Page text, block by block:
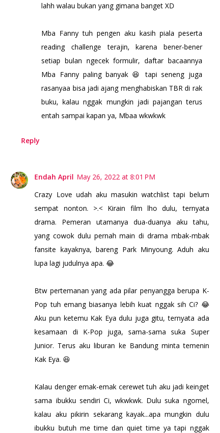
lahh walau bukan yang gimana banget XD
Mba Fanny tuh pengen aku kasih piala peserta
reading challenge terajin, karena bener-bener
setiap bulan ngecek formulir, daftar bacaannya
Mba Fanny paling banyak 😆 tapi seneng juga
rasanyaa bisa jadi ajang menghabiskan TBR di rak
buku, kalau nggak mungkin jadi pajangan terus
entah sampai kapan ya, Mbaa wkwkwk
Reply
Endah April May 26, 2022 at 8:01 PM
Crazy Love udah aku masukin watchlist tapi belum
sempat nonton. >.< Kirain film lho dulu, ternyata
drama. Pemeran utamanya dua-duanya aku tahu,
yang cowok dulu pernah main di drama mbak-mbak
fansite kayaknya, bareng Park Minyoung. Aduh aku
lupa lagi judulnya apa. 😂
Btw pertemanan yang ada pilar penyangga berupa K-
Pop tuh emang biasanya lebih kuat nggak sih Ci? 😂
Aku pun ketemu Kak Eya dulu juga gitu, ternyata ada
kesamaan di K-Pop juga, sama-sama suka Super
Junior. Terus aku liburan ke Bandung minta temenin
Kak Eya. 😆
Kalau denger emak-emak cerewet tuh aku jadi keinget
sama ibukku sendiri Ci, wkwkwk. Dulu suka ngomel,
kalau aku pikirin sekarang kayak...apa mungkin dulu
ibukku butuh me time dan quiet time ya tapi nggak